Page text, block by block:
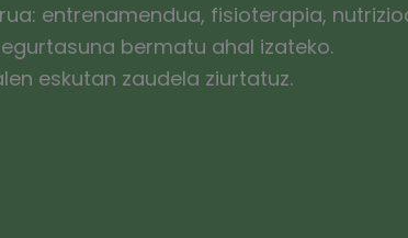
entrenamendua, fisioterapia,
bermatu ahal izateko.
eskutan zaudela ziurtatuz.